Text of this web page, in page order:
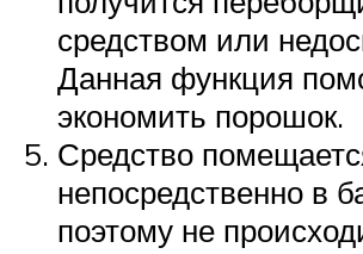
средством или
Данная функция
экономить порошок.
Средство
непосредственно в
поэтому не